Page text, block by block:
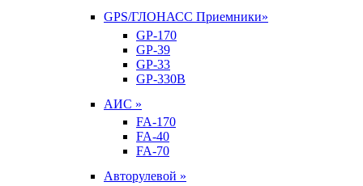
GPS/ГЛОНАСС Приемники»
GP-170
GP-39
GP-33
GP-330B
АИС »
FA-170
FA-40
FA-70
Авторулевой »